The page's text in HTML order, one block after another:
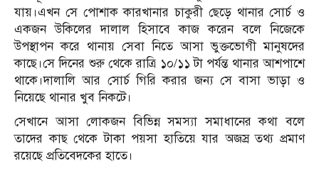
যায়।এখন সে পোশাক কারখানার চাকুরী ছেড়ে থানার সোর্চ ও
একজন উকিলের দালাল হিসাবে কাজ করেন বলে নিজেকে
উপস্থাপন করে থানায় সেবা নিতে আসা ভুক্তভোগী মানুষদের
কাছে।সে দিনের শুরু থেকে রাত্রি ১০/১১ টা পর্যন্ত থানার আশপাশে
থাকে।দালালি আর সোর্চ গিরি করার জন্য সে বাসা ভাড়া ও
নিয়েছে থানার খুব নিকটে।
সেখানে আসা লোকজন বিভিন্ন সমস্যা সমাধানের কথা বলে
তাদের কাছ থেকে টাকা পয়সা হাতিয়ে যার অজস্র তথ্য প্রমাণ
রয়েছে প্রতিবেদকের হাতে।